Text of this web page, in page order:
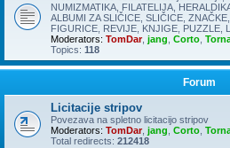
NUMIZMATIKA, FILATELIJA,
ALBUMI ZA SLIČICE, SLIČICE,
FIGURICE, REVIJE, KNJIGE, PUZZLE,
Moderators: TomDar, jang Corto
Topics: 118
Forum
Licitacije stripov
Povezava na spletno licitacijo stripov
Moderators: TomDar, jang Corto
Total redirects: 212418